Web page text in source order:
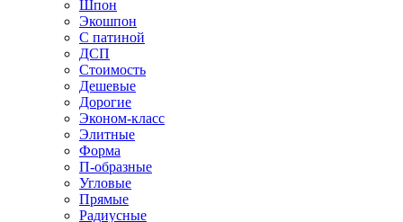
Шпон
Экошпон
С патиной
ДСП
Стоимость
Дешевые
Дорогие
Эконом-класс
Элитные
Форма
П-образные
Угловые
Прямые
Радиусные